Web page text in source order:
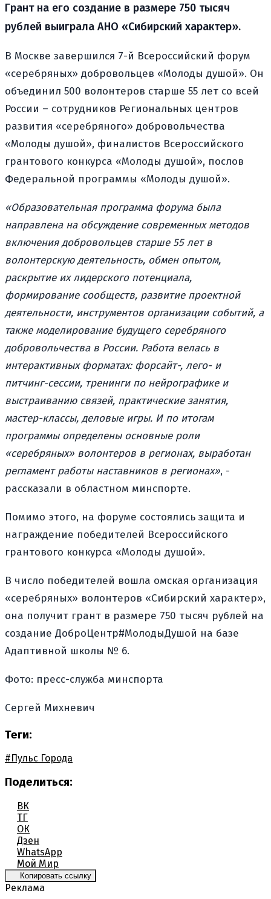
Грант на его создание в размере 750 тысяч
рублей выиграла АНО «Сибирский характер».
В Москве завершился 7-й Всероссийский форум
«серебряных» добровольцев «Молоды душой». Он
объединил 500 волонтеров старше 55 лет со всей
России – сотрудников Региональных центров
развития «серебряного» добровольчества
«Молоды душой», финалистов Всероссийского
грантового конкурса «Молоды душой», послов
Федеральной программы «Молоды душой».
«Образовательная программа форума была
направлена на обсуждение современных методов
включения добровольцев старше 55 лет в
волонтерскую деятельность, обмен опытом,
раскрытие их лидерского потенциала,
формирование сообществ, развитие проектной
деятельности, инструментов организации событий, а
также моделирование будущего серебряного
добровольчества в России. Работа велась в
интерактивных форматах: форсайт-, лего- и
питчинг-сессии, тренинги по нейрографике и
выстраиванию связей, практические занятия,
мастер-классы, деловые игры. И по итогам
программы определены основные роли
«серебряных» волонтеров в регионах, выработан
регламент работы наставников в регионах», -
рассказали в областном минспорте.
Помимо этого, на форуме состоялись защита и
награждение победителей Всероссийского
грантового конкурса «Молоды душой».
В число победителей вошла омская организация
«серебряных» волонтеров «Сибирский характер»,
она получит грант в размере 750 тысяч рублей на
создание ДоброЦентр#МолодыДушой на базе
Адаптивной школы № 6.
Фото: пресс-служба минспорта
Сергей Михневич
Теги:
#Пульс Города
Поделиться:
ВК
ТГ
ОК
Дзен
WhatsApp
Мой Мир
Копировать ссылку
Реклама